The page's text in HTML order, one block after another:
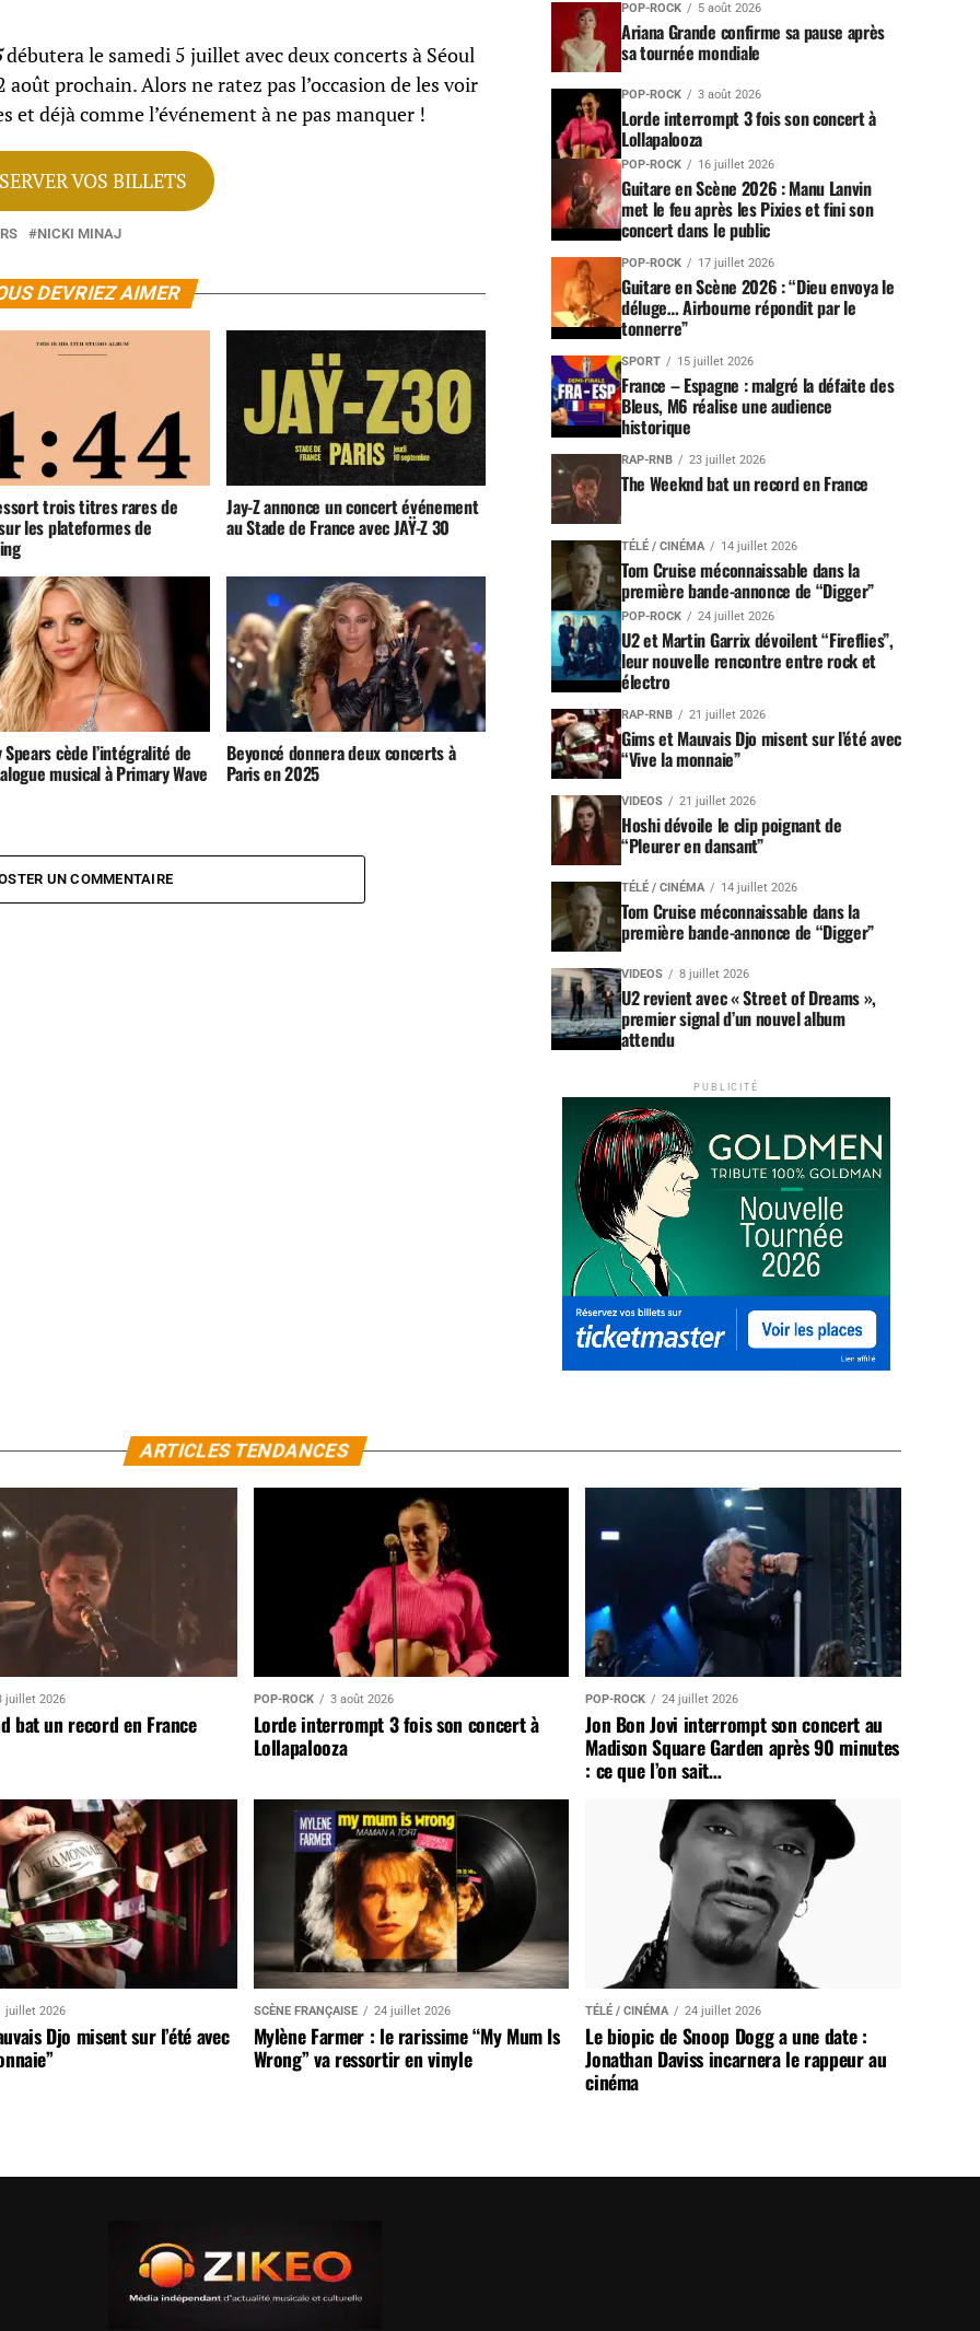
débutera le samedi 5 juillet avec deux concerts à Séoul
août prochain. Alors ne ratez pas l’occasion de les voir
et déjà comme l’événement à ne pas manquer !
VOS BILLETS
NICKI MINAJ
DEVRIEZ AIMER
trois titres rares de
les plateformes de
Jay-Z annonce un concert événement
au Stade de France avec JAŸ-Z 30
cède l’intégralité de
musical à Primary Wave
Beyoncé donnera deux concerts à
Paris en 2025
UN COMMENTAIRE
POP-ROCK 5 août 2026
Ariana Grande confirme sa pause après
sa tournée mondiale
POP-ROCK 3 août 2026
Lorde interrompt 3 fois son concert à
Lollapalooza
POP-ROCK 16 juillet 2026
Guitare en Scène 2026 : Manu Lanvin
met le feu après les Pixies et fini son
concert dans le public
POP-ROCK 17 juillet 2026
Guitare en Scène 2026 : “Dieu envoya le
déluge… Airbourne répondit par le
tonnerre”
SPORT 15 juillet 2026
France – Espagne : malgré la défaite des
Bleus, M6 réalise une audience
historique
RAP-RNB 23 juillet 2026
The Weeknd bat un record en France
TÉLÉ / CINÉMA 14 juillet 2026
Tom Cruise méconnaissable dans la
première bande-annonce de “Digger”
POP-ROCK 24 juillet 2026
U2 et Martin Garrix dévoilent “Fireflies”,
leur nouvelle rencontre entre rock et
électro
RAP-RNB 21 juillet 2026
Gims et Mauvais Djo misent sur l’été avec
“Vive la monnaie”
VIDEOS 21 juillet 2026
Hoshi dévoile le clip poignant de
“Pleurer en dansant”
TÉLÉ / CINÉMA 14 juillet 2026
Tom Cruise méconnaissable dans la
première bande-annonce de “Digger”
VIDEOS 8 juillet 2026
U2 revient avec « Street of Dreams »,
premier signal d’un nouvel album
attendu
PUBLICITÉ
ARTICLES TENDANCES
juillet 2026
bat un record en France
POP-ROCK 3 août 2026
Lorde interrompt 3 fois son concert à
Lollapalooza
POP-ROCK 24 juillet 2026
Jon Bon Jovi interrompt son concert au
Madison Square Garden après 90 minutes
: ce que l’on sait…
juillet 2026
Djo misent sur l’été avec
SCÈNE FRANÇAISE 24 juillet 2026
Mylène Farmer : le rarissime “My Mum Is
Wrong” va ressortir en vinyle
TÉLÉ / CINÉMA 24 juillet 2026
Le biopic de Snoop Dogg a une date :
Jonathan Daviss incarnera le rappeur au
cinéma